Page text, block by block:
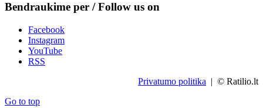
Bendraukime per / Follow us on
Facebook
Instagram
YouTube
RSS
Privatumo politika | © Ratilio.lt
Go to top